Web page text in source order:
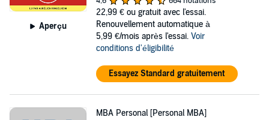
Aperçu
22,99 € ou gratuit avec l'essai.
Renouvellement automatique à
5,99 €/mois après l'essai. Voir
conditions d'éligibilité
Essayez Standard gratuitement
MBA Personal [Personal MBA]